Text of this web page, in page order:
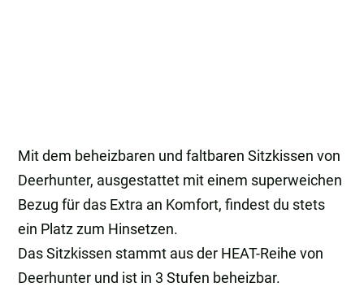
Mit dem beheizbaren und faltbaren Sitzkissen von
Deerhunter, ausgestattet mit einem superweichen
Bezug für das Extra an Komfort, findest du stets
ein Platz zum Hinsetzen.
Das Sitzkissen stammt aus der HEAT-Reihe von
Deerhunter und ist in 3 Stufen beheizbar.